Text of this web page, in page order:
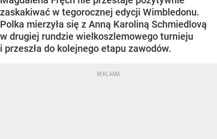
zaskakiwać w tegorocznej edycji Wimbledonu.
Polka mierzyła się z Anną Karoliną Schmiedlovą
w drugiej rundzie wielkoszlemowego turnieju
i przeszła do kolejnego etapu zawodów.